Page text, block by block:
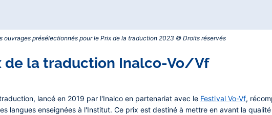
ouvrages présélectionnés pour le Prix de la traduction 2023 © Droits réservés‎
de la traduction Inalco-Vo/Vf
lancé en 2019 par l'Inalco en partenariat avec le Festival Vo-Vf,
langues enseignées à l'Institut. Ce prix est destiné à mettre en avant la